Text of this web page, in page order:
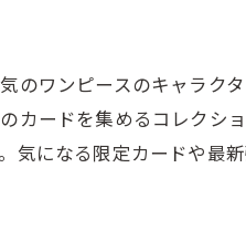
のワンピースのキャラク
カードを集めるコレクシ
気になる限定カードや最